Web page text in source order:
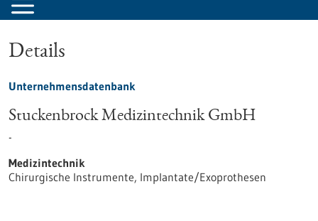
Details
Unternehmensdatenbank
Stuckenbrock Medizintechnik GmbH
-
Medizintechnik
Chirurgische Instrumente, Implantate/Exoprothesen